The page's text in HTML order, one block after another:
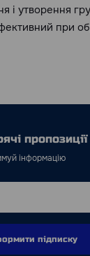
і утворення
при
пропозиції
інформацію
підписку